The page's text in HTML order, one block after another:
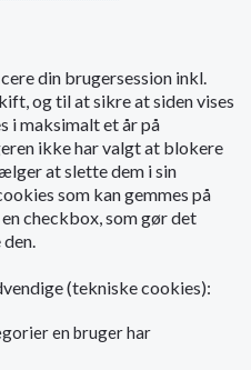
din brugersession inkl.
og til at sikre at siden vises
i maksimalt et år på
ikke har valgt at blokere
at slette dem i sin
som kan gemmes på
checkbox, som gør det
(tekniske cookies):
en bruger har